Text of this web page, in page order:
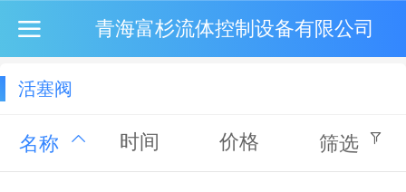
青海富杉流体控制设备有限公司
活塞阀
名称 时间 价格 筛选